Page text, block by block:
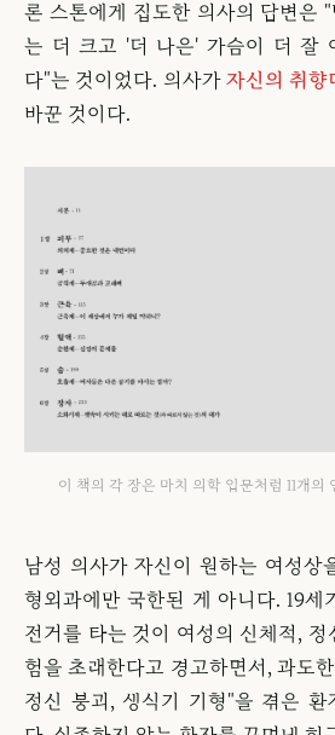
론 스톤에게 집도한 의사의 답변은 "
는 더 크고 '더 나은' 가슴이 더 잘
다"는 것이었다. 의사가 자신의 취향
바꾼 것이다.
이 책의 각 장은 마치 의학 입문처럼 11개의
남성 의사가 자신이 원하는 여성상
형외과에만 국한된 게 아니다. 19세
전거를 타는 것이 여성의 신체적, 정
험을 초래한다고 경고하면서, 과도
정신 붕괴, 생식기 기형"을 겪은 환